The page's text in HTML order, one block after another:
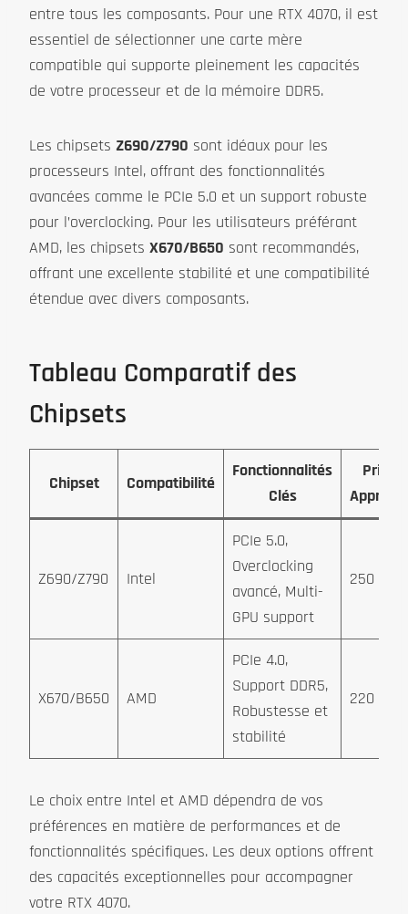
entre tous les composants. Pour une RTX 4070, il est
essentiel de sélectionner une carte mère
compatible qui supporte pleinement les capacités
de votre processeur et de la mémoire DDR5.
Les chipsets Z690/Z790 sont idéaux pour les
processeurs Intel, offrant des fonctionnalités
avancées comme le PCIe 5.0 et un support robuste
pour l’overclocking. Pour les utilisateurs préférant
AMD, les chipsets X670/B650 sont recommandés,
offrant une excellente stabilité et une compatibilité
étendue avec divers composants.
Tableau Comparatif des
Chipsets
Chipset Compatibilité
Fonctionnalités
Clés
Prix
Approx.
Z690/Z790 Intel
PCIe 5.0,
Overclocking
avancé, Multi-
GPU support
250 €
X670/B650 AMD
PCIe 4.0,
Support DDR5,
Robustesse et
stabilité
220 €
Le choix entre Intel et AMD dépendra de vos
préférences en matière de performances et de
fonctionnalités spécifiques. Les deux options offrent
des capacités exceptionnelles pour accompagner
votre RTX 4070.